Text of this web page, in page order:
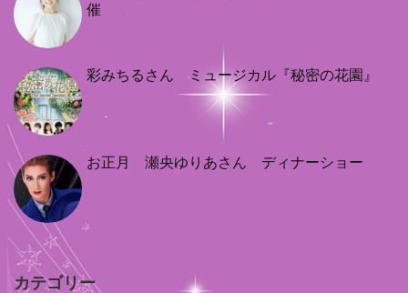
催
彩みちるさん ミュージカル『秘密の花園』
お正月 瀬央ゆりあさん ディナーショー
カテゴリー